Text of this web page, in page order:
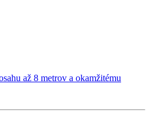
až 8 metrov a okamžitému